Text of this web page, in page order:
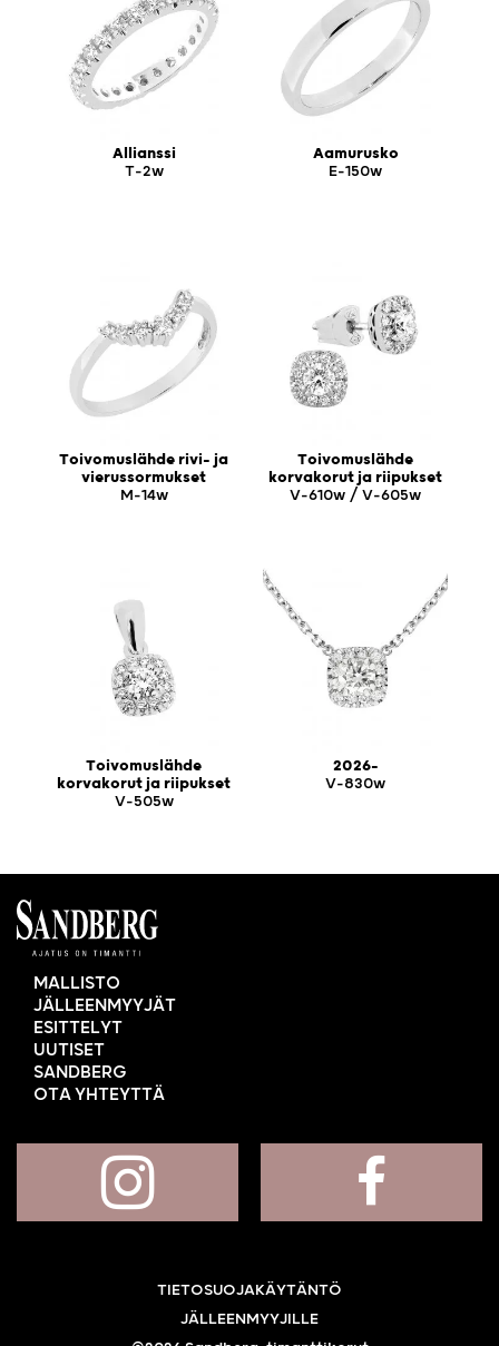
Allianssi
T-2w
Aamurusko
E-150w
Toivomuslähde rivi- ja
vierussormukset
M-14w
Toivomuslähde
korvakorut ja riipukset
V-610w / V-605w
Toivomuslähde
korvakorut ja riipukset
V-505w
2026-
V-830w
MALLISTO
JÄLLEENMYYJÄT
ESITTELYT
UUTISET
SANDBERG
OTA YHTEYTTÄ
TIETOSUOJAKÄYTÄNTÖ
JÄLLEENMYYJILLE